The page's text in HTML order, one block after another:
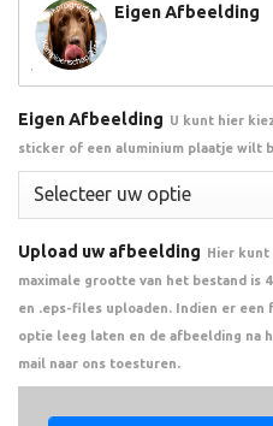
Eigen Afbeelding
Eigen Afbeelding U kunt hier
sticker of een aluminium plaatje wilt
Upload uw afbeelding Hier kunt
maximale grootte van het bestand is
en .eps-files uploaden. Indien er
optie leeg laten en de afbeelding na
mail naar ons toesturen.